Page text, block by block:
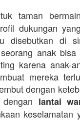
taman
dukungan
disebutkan di
anak bisa
karena anak-
mereka
dengan
lantai
keselamatan